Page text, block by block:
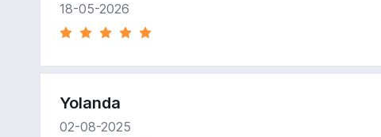
18-05-2026
Yolanda
02-08-2025